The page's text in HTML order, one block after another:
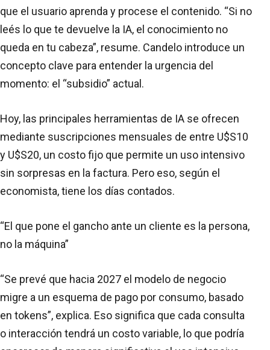
que el usuario aprenda y procese el contenido. “Si no
leés lo que te devuelve la IA, el conocimiento no
queda en tu cabeza”, resume. Candelo introduce un
concepto clave para entender la urgencia del
momento: el “subsidio” actual.
Hoy, las principales herramientas de IA se ofrecen
mediante suscripciones mensuales de entre U$S10
y U$S20, un costo fijo que permite un uso intensivo
sin sorpresas en la factura. Pero eso, según el
economista, tiene los días contados.
“El que pone el gancho ante un cliente es la persona,
no la máquina”
“Se prevé que hacia 2027 el modelo de negocio
migre a un esquema de pago por consumo, basado
en tokens”, explica. Eso significa que cada consulta
o interacción tendrá un costo variable, lo que podría